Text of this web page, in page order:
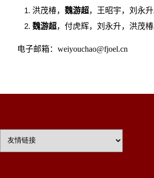
洪茂椿， 魏游超，王昭宇，刘永升
魏游超，付虎辉，刘永升，洪茂椿
电子邮箱： weiyouchao@fjoel.cn